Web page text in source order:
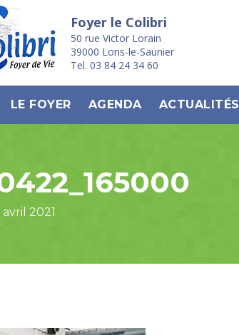
Foyer le Colibri
50 rue Victor Lorain
39000 Lons-le-Saunier
Tel. 03 84 24 34 60
LE FOYER AGENDA ACTUALITÉS
2021